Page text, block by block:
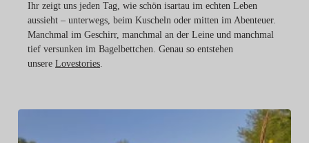
Ihr zeigt uns jeden Tag, wie schön isartau im echten Leben
aussieht – unterwegs, beim Kuscheln oder mitten im Abenteuer.
Manchmal im Geschirr, manchmal an der Leine und manchmal
tief versunken im Bagelbettchen. Genau so entstehen
unsere Lovestories.